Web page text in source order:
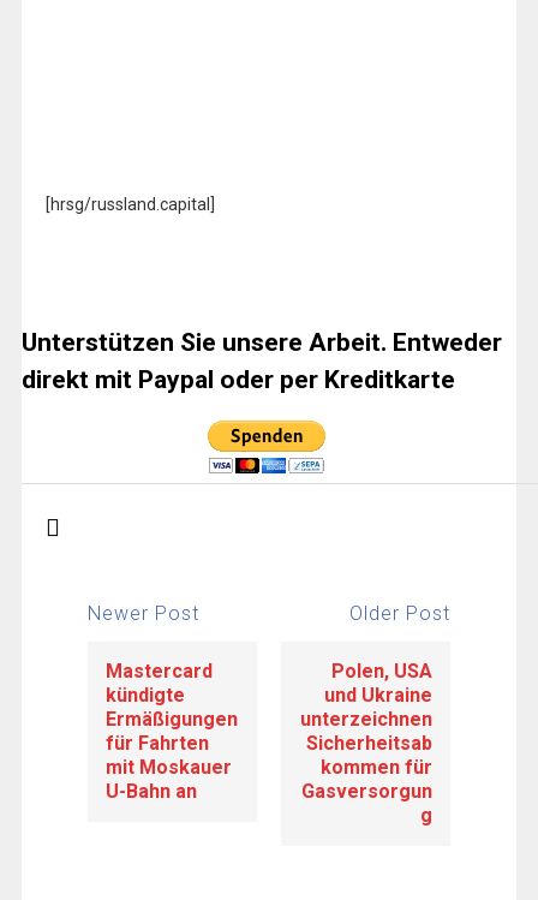
[hrsg/russland.capital]
Unterstützen Sie unsere Arbeit. Entweder
direkt mit Paypal oder per Kreditkarte
Newer Post
Mastercard
kündigte
Ermäßigungen
für Fahrten
mit Moskauer
U-Bahn an
Older Post
Polen, USA
und Ukraine
unterzeichnen
Sicherheitsab
kommen für
Gasversorgun
g